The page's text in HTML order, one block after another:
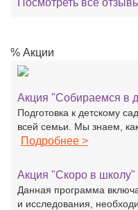
Посмотреть все
% Акции
Акция "Собираемся в
Подготовка к детскому
всей семьи. Мы знаем,
Подробнее >
Акция "Скоро в школу"
Данная программа
и исследования,